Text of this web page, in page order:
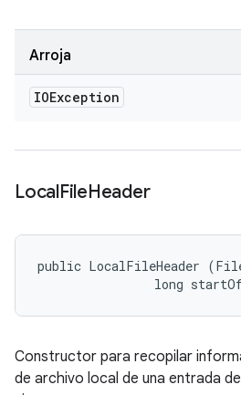
Arroja
IOException
LocalFileHeader
public LocalFileHeader
long
Constructor para recopilar
de archivo local de una entrada